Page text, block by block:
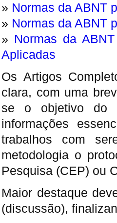
» Normas da ABNT
» Normas da ABNT
» Normas da
Aplicadas
Os Artigos
clara, com uma
se o objetivo do
informações
trabalhos com
metodologia o
Pesquisa (CEP) ou
Maior destaque
(discussão),